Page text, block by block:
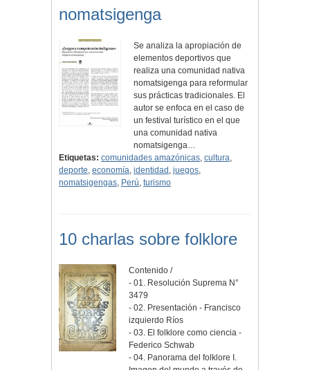
nomatsigenga
Se analiza la apropiación de
elementos deportivos que
realiza una comunidad nativa
nomatsigenga para reformular
sus prácticas tradicionales. El
autor se enfoca en el caso de
un festival turístico en el que
una comunidad nativa
nomatsigenga…
Etiquetas: comunidades amazónicas, cultura,
deporte, economía, identidad , juegos,
nomatsigengas, Perú, turismo
10 charlas sobre folklore
Contenido /
- 01. Resolución Suprema N°
3479
- 02. Presentación - Francisco
izquierdo Ríos
- 03. El folklore como ciencia -
Federico Schwab
- 04. Panorama del folklore I.